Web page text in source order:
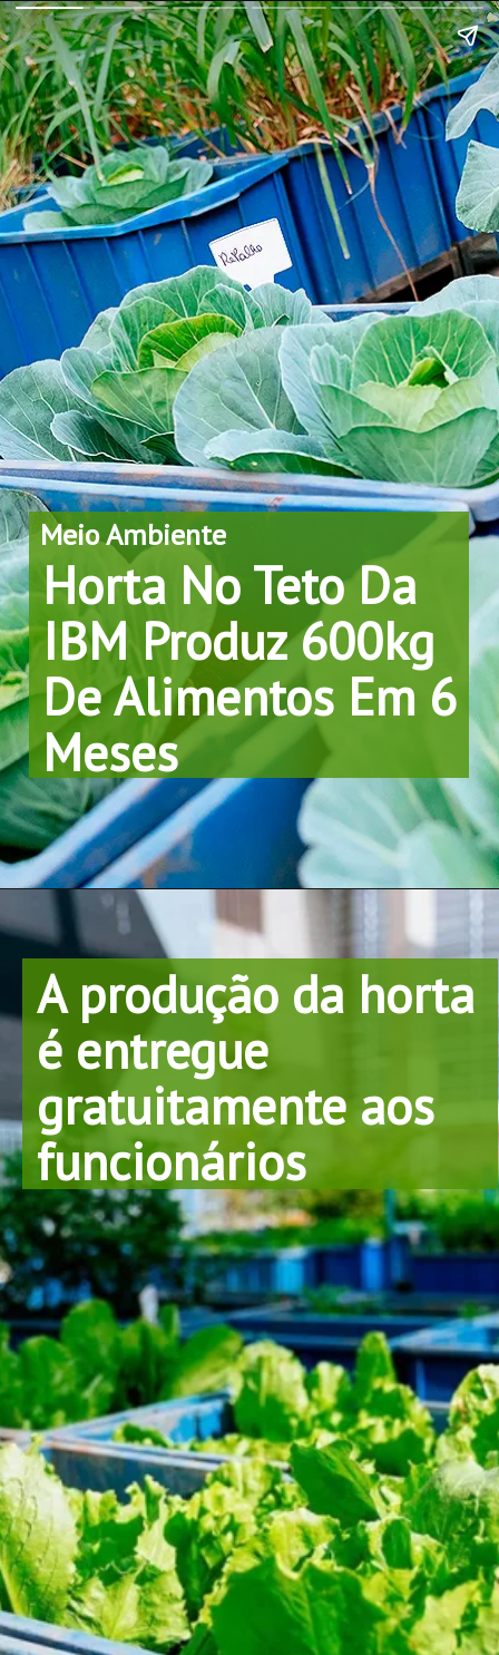
Meio Ambiente
Horta No Teto Da
IBM Produz 600kg
De Alimentos Em 6
Meses
A produção da horta
é entregue
gratuitamente aos
funcionários